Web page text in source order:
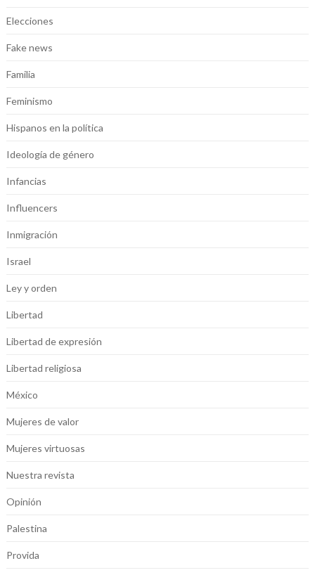
Elecciones
Fake news
Familia
Feminismo
Hispanos en la política
Ideología de género
Infancias
Influencers
Inmigración
Israel
Ley y orden
Libertad
Libertad de expresión
Libertad religiosa
México
Mujeres de valor
Mujeres virtuosas
Nuestra revista
Opinión
Palestina
Provida